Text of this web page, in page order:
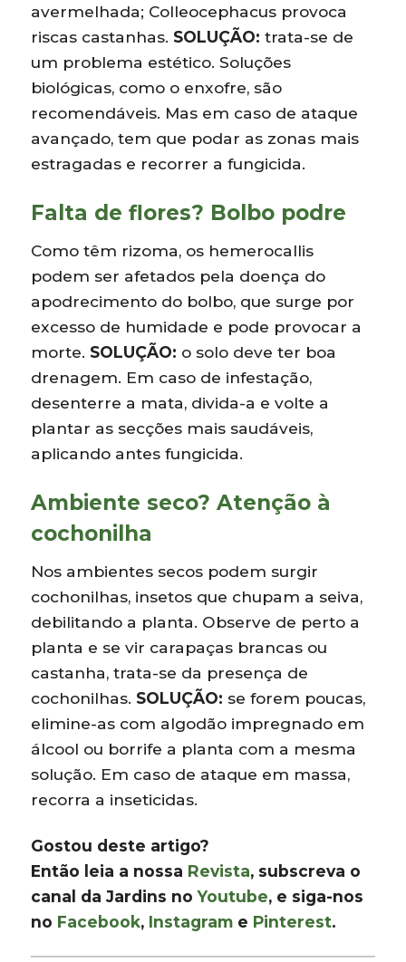
avermelhada; Colleocephacus provoca
riscas castanhas. SOLUÇÃO: trata-se de
um problema estético. Soluções
biológicas, como o enxofre, são
recomendáveis. Mas em caso de ataque
avançado, tem que podar as zonas mais
estragadas e recorrer a fungicida.
Falta de flores? Bolbo podre
Como têm rizoma, os hemerocallis
podem ser afetados pela doença do
apodrecimento do bolbo, que surge por
excesso de humidade e pode provocar a
morte. SOLUÇÃO: o solo deve ter boa
drenagem. Em caso de infestação,
desenterre a mata, divida-a e volte a
plantar as secções mais saudáveis,
aplicando antes fungicida.
Ambiente seco? Atenção à
cochonilha
Nos ambientes secos podem surgir
cochonilhas, insetos que chupam a seiva,
debilitando a planta. Observe de perto a
planta e se vir carapaças brancas ou
castanha, trata-se da presença de
cochonilhas. SOLUÇÃO: se forem poucas,
elimine-as com algodão impregnado em
álcool ou borrife a planta com a mesma
solução. Em caso de ataque em massa,
recorra a inseticidas.
Gostou deste artigo?
Então leia a nossa Revista, subscreva o
canal da Jardins noYoutube, e siga-nos
no Facebook, Instagram e Pinterest.